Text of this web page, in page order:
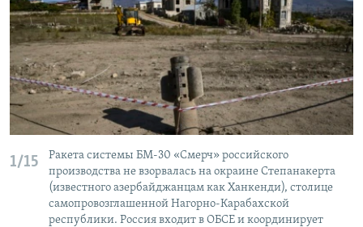
1/15
Ракета системы БМ-30 «Смерч» российского
производства не взорвалась на окраине Степанакерта
(известного азербайджанцам как Ханкенди), столице
самопровозглашенной Нагорно-Карабахской
республики. Россия входит в ОБСЕ и координирует